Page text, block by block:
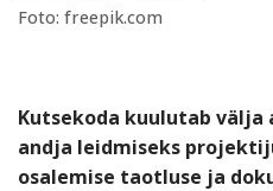
Foto: freepik.com
Kutsekoda kuulutab välja
andja leidmiseks
osalemise taotluse ja